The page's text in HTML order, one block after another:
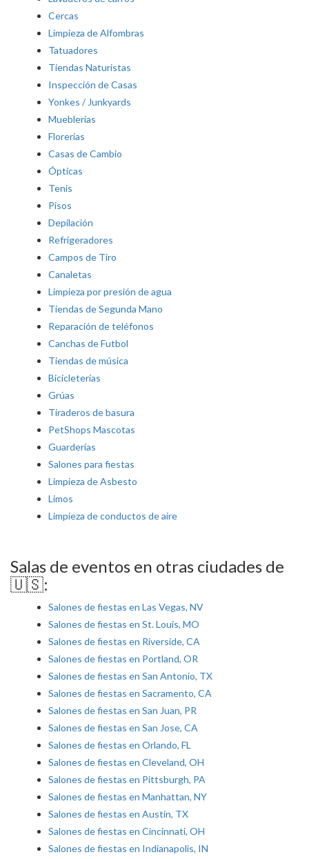
Cercas
Limpieza de Alfombras
Tatuadores
Tiendas Naturistas
Inspección de Casas
Yonkes / Junkyards
Mueblerias
Florerías
Casas de Cambio
Ópticas
Tenis
Pisos
Depilación
Refrigeradores
Campos de Tiro
Canaletas
Limpieza por presión de agua
Tiendas de Segunda Mano
Reparación de teléfonos
Canchas de Futbol
Tiendas de música
Bicicleterías
Grúas
Tiraderos de basura
PetShops Mascotas
Guarderías
Salones para fiestas
Limpieza de Asbesto
Limos
Limpieza de conductos de aire
Salas de eventos en otras ciudades de
🇺🇸:
Salones de fiestas en Las Vegas, NV
Salones de fiestas en St. Louis, MO
Salones de fiestas en Riverside, CA
Salones de fiestas en Portland, OR
Salones de fiestas en San Antonio, TX
Salones de fiestas en Sacramento, CA
Salones de fiestas en San Juan, PR
Salones de fiestas en San Jose, CA
Salones de fiestas en Orlando, FL
Salones de fiestas en Cleveland, OH
Salones de fiestas en Pittsburgh, PA
Salones de fiestas en Manhattan, NY
Salones de fiestas en Austin, TX
Salones de fiestas en Cincinnati, OH
Salones de fiestas en Indianapolis, IN